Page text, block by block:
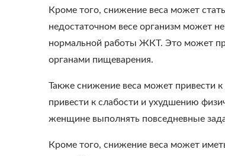
Кроме того, снижение веса может
недостаточном весе организм может
нормальной работы ЖКТ. Это может
органами пищеварения.
Также снижение веса может
привести к слабости и ухудшению
женщине выполнять повседневные
Кроме того, снижение веса может